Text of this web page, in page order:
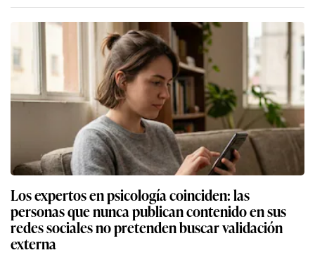
Los expertos en psicología coinciden: las
personas que nunca publican contenido en sus
redes sociales no pretenden buscar validación
externa